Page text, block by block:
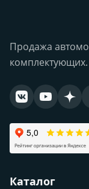
Продажа
комплектующих.
Каталог